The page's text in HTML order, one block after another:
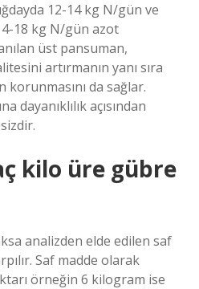
12-14 kg N/gün ve
18 kg N/gün azot
üst pansuman,
artırmanın yanı sıra
korunmasını da sağlar.
dayanıklılık açısından
kilo üre gübre
analizden elde edilen saf
Saf madde olarak
örneğin 6 kilogram ise